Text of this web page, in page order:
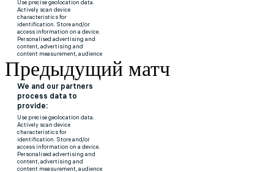
Предыдущий матч